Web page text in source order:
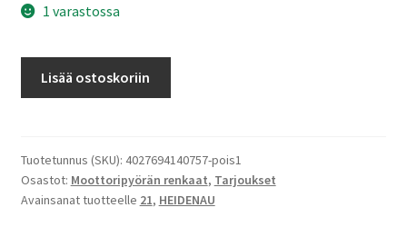
1 varastossa
-
21
51T
Lisää ostoskoriin
Tuotetunnus (SKU): 4027694140757-pois1
Osastot: Moottoripyörän renkaat, Tarjoukset
Avainsanat tuotteelle 21, HEIDENAU